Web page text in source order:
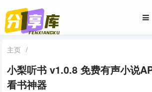
主页 /
小梨听书 v1.0.8 免费有声小说
看书神器